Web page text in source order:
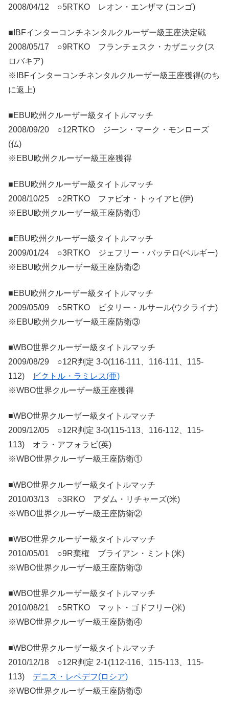
2008/04/12 ○5RTKO レオン・エンザマ (コンゴ)
■IBFインターコンチネンタルクルーザー級王座決定戦
2008/05/17 ○9RTKO フランチェスク・カザニック(ス
ロバキア)
※IBFインターコンチネンタルクルーザー級王座獲得(のち
に返上)
■EBU欧州クルーザー級タイトルマッチ
2008/09/20 ○12RTKO ジーン・マーク・モンローズ
(仏)
※EBU欧州クルーザー級王座獲得
■EBU欧州クルーザー級タイトルマッチ
2008/10/25 ○2RTKO ファビオ・トゥイアヒ(伊)
※EBU欧州クルーザー級王座防衛①
■EBU欧州クルーザー級タイトルマッチ
2009/01/24 ○3RTKO ジェフリー・バッテロ(ベルギー)
※EBU欧州クルーザー級王座防衛②
■EBU欧州クルーザー級タイトルマッチ
2009/05/09 ○5RTKO ビタリー・ルサール(ウクライナ)
※EBU欧州クルーザー級王座防衛③
■WBO世界クルーザー級タイトルマッチ
2009/08/29 ○12R判定 3-0(116-111、116-111、115-
112)
ビクトル・ラミレス(亜)
※WBO世界クルーザー級王座獲得
■WBO世界クルーザー級タイトルマッチ
2009/12/05 ○12R判定 3-0(115-113、116-112、115-
113) オラ・アフォラビ(英)
※WBO世界クルーザー級王座防衛①
■WBO世界クルーザー級タイトルマッチ
2010/03/13 ○3RKO アダム・リチャーズ(米)
※WBO世界クルーザー級王座防衛②
■WBO世界クルーザー級タイトルマッチ
2010/05/01 ○9R棄権 ブライアン・ミント(米)
※WBO世界クルーザー級王座防衛③
■WBO世界クルーザー級タイトルマッチ
2010/08/21 ○5RTKO マット・ゴドフリー(米)
※WBO世界クルーザー級王座防衛④
■WBO世界クルーザー級タイトルマッチ
2010/12/18 ○12R判定 2-1(112-116、115-113、115-
113) デニス・レベデフ(ロシア)
※WBO世界クルーザー級王座防衛⑤